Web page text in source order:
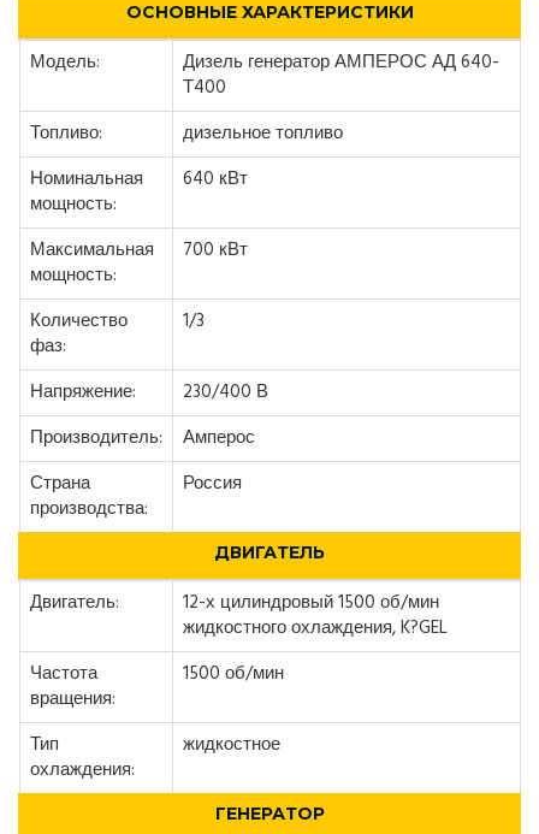
ОСНОВНЫЕ ХАРАКТЕРИСТИКИ
Модель:
Дизель генератор АМПЕРОС АД 640-
Т400
Топливо:
дизельное топливо
Номинальная
мощность:
640 кВт
Максимальная
мощность:
700 кВт
Количество
фаз:
1/3
Напряжение:
230/400 В
Производитель:
Амперос
Страна
производства:
Россия
ДВИГАТЕЛЬ
Двигатель:
12-х цилиндровый 1500 об/мин
жидкостного охлаждения, K?GEL
Частота
вращения:
1500 об/мин
Тип
охлаждения:
жидкостное
ГЕНЕРАТОР